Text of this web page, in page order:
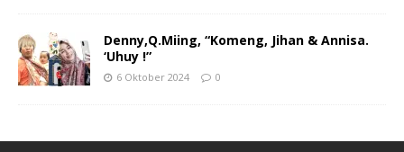
Denny,Q.Miing, “Komeng, Jihan & Annisa.
‘Uhuy !”
6 Oktober 2024 0